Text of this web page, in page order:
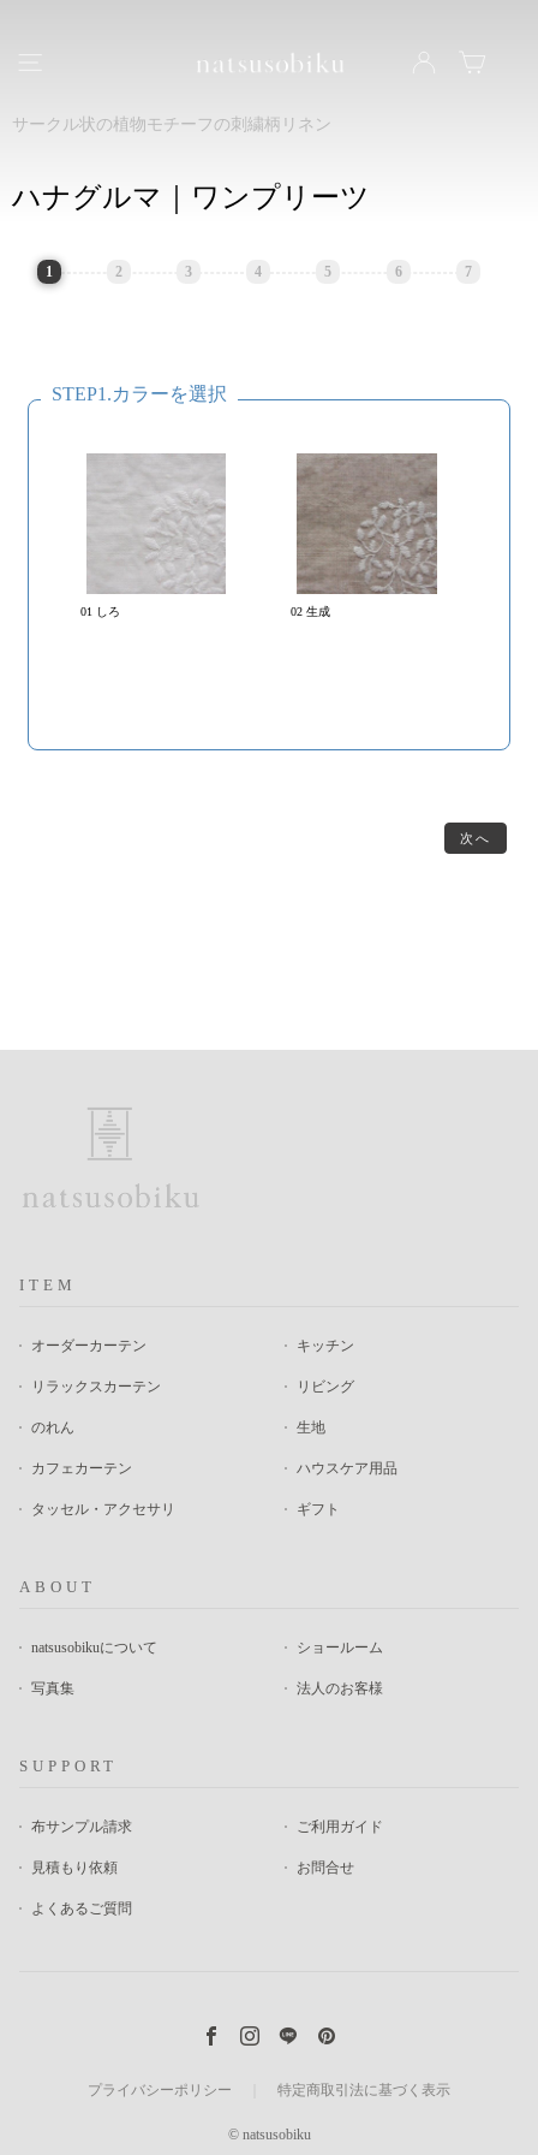
natsusobiku
サークル状の植物モチーフの刺繍柄リネン
ハナグルマ｜ワンプリーツ
1 2 3 4 5 6 7
STEP1.カラーを選択
01 しろ 02 生成
次へ
ITEM
オーダーカーテン
リラックスカーテン
のれん
カフェカーテン
タッセル・アクセサリ
キッチン
リビング
生地
ハウスケア用品
ギフト
ABOUT
natsusobikuについて
写真集
ショールーム
法人のお客様
SUPPORT
布サンプル請求
見積もり依頼
よくあるご質問
ご利用ガイド
お問合せ
プライバシーポリシー 特定商取引法に基づく表示
© natsusobiku